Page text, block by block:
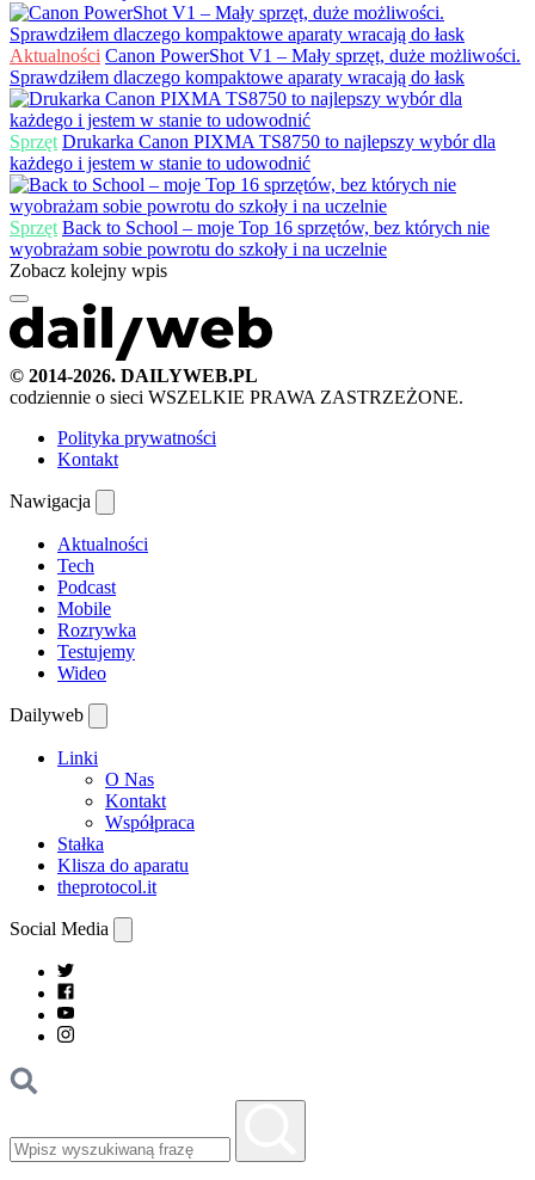
Aktualności Canon PowerShot V1 – Mały sprzęt, duże możliwości.
Sprawdziłem dlaczego kompaktowe aparaty wracają do łask
Sprzęt Drukarka Canon PIXMA TS8750 to najlepszy wybór dla
każdego i jestem w stanie to udowodnić
Sprzęt Back to School – moje Top 16 sprzętów, bez których nie
wyobrażam sobie powrotu do szkoły i na uczelnie
Zobacz kolejny wpis
© 2014-2026. DAILYWEB.PL
codziennie o sieci WSZELKIE PRAWA ZASTRZEŻONE.
Polityka prywatności
Kontakt
Nawigacja
Aktualności
Tech
Podcast
Mobile
Rozrywka
Testujemy
Wideo
Dailyweb
Linki
O Nas
Kontakt
Współpraca
Stałka
Klisza do aparatu
theprotocol.it
Social Media